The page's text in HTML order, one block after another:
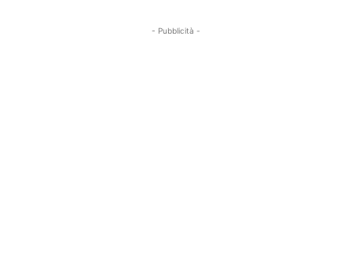
- Pubblicità -